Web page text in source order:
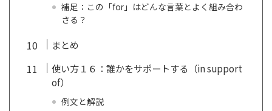
補足：この「for」はどんな言葉とよく組み合わ
さる？
まとめ
使い方１６：誰かをサポートする（in support
of）
例文と解説